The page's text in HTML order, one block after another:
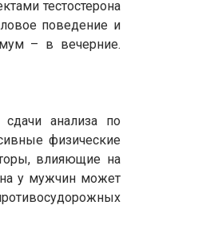
тестостерона
поведение и
– в вечерние.
анализа по
физические
влияющие на
у мужчин может